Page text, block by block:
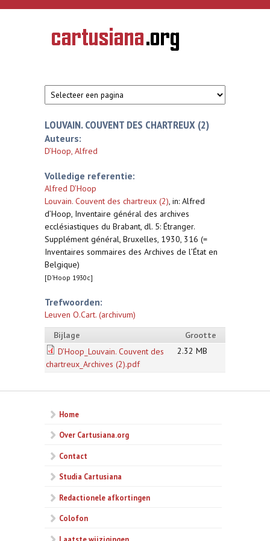
Overslaan en naar de inhoud gaan
CARTUSIANA
Geschiedenis
van de
LOUVAIN. COUVENT DES CHARTREUX (2)
Auteurs:
D’Hoop, Alfred
Volledige referentie:
Alfred D’Hoop
Louvain. Couvent des chartreux (2), in: Alfred
d’Hoop, Inventaire général des archives
ecclésiastiques du Brabant, dl. 5: Étranger.
Supplément général, Bruxelles, 1930, 316 (=
Inventaires sommaires des Archives de l’État en
Belgique)
[D’Hoop 1930c]
Trefwoorden:
Leuven O.Cart. (archivum)
Bijlage
Grootte
D’Hoop_Louvain. Couvent des
chartreux_Archives (2).pdf
2.32 MB
Home
Over Cartusiana.org
Contact
Studia Cartusiana
Redactionele afkortingen
Colofon
Laatste wijzigingen